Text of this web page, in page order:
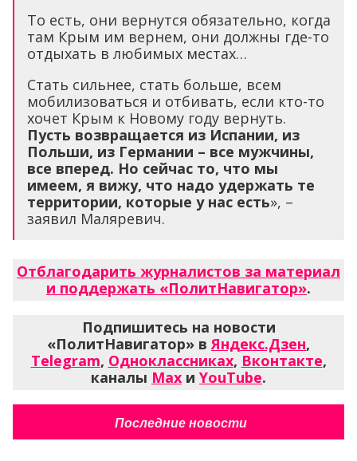
То есть, они вернутся обязательно, когда
там Крым им вернем, они должны где-то
отдыхать в любимых местах…
Стать сильнее, стать больше, всем
мобилизоваться и отбивать, если кто-то
хочет Крым к Новому году вернуть.
Пусть возвращается из Испании, из
Польши, из Германии – все мужчины,
все вперед. Но сейчас то, что мы
имеем, я вижу, что надо удержать те
территории, которые у нас есть», –
заявил Маляревич.
Отблагодарить журналистов за материал
и поддержать «ПолитНавигатор».
Подпишитесь на новости
«ПолитНавигатор» вЯндекс.Дзен,
Telegram, Одноклассниках, Вконтакте,
каналы Max и YouTube.
Последние новости